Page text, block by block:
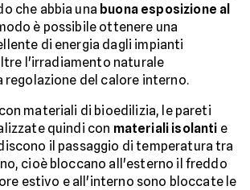
che abbia una buona esposizione al
è possibile ottenere una
di energia dagli impianti
l'irradiamento naturale
regolazione del calore interno.
materiali di bioedilizia, le pareti
quindi con materiali isolanti e
il passaggio di temperatura tra
cioè bloccano all'esterno il freddo
estivo e all'interno sono bloccate le